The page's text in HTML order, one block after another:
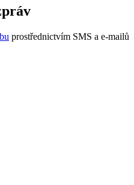
prostřednictvím SMS a e-mailů